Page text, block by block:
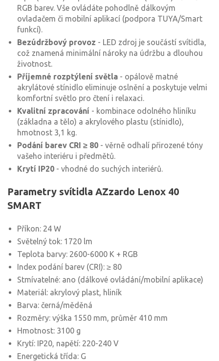
RGB barev. Vše ovládáte pohodlně dálkovým
ovladačem či mobilní aplikací (podpora TUYA/Smart
funkcí).
Bezúdržbový provoz - LED zdroj je součástí svítidla,
což znamená minimální nároky na údržbu a dlouhou
životnost.
Příjemné rozptýlení světla - opálově matné
akrylátové stínidlo eliminuje oslnění a poskytuje velmi
komfortní světlo pro čtení i relaxaci.
Kvalitní zpracování - kombinace odolného hliníku
(základna a tělo) a akrylového plastu (stínidlo),
hmotnost 3,1 kg.
Podání barev CRI ≥ 80 - věrně odhalí přirozené tóny
vašeho interiéru i předmětů.
Krytí IP20 - vhodné do suchých interiérů.
Parametry svítidla AZzardo Lenox 40
SMART
Příkon: 24 W
Světelný tok: 1720 lm
Teplota barvy: 2600-6000 K + RGB
Index podání barev (CRI): ≥ 80
Stmívatelné: ano (dálkové ovládání/mobilní aplikace)
Materiál: akrylový plast, hliník
Barva: černá/měděná
Rozměry: výška 1550 mm, průměr 410 mm
Hmotnost: 3100 g
Krytí: IP20, napětí: 220-240 V
Energetická třída: G